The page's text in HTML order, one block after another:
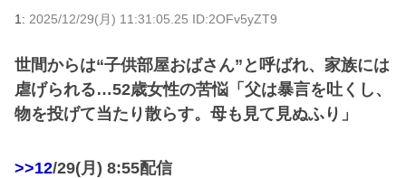
1: 2025/12/29(月) 11:31:05.25 ID:2OFv5yZT9
世間からは“子供部屋おばさん”と呼ばれ、家族には
虐げられる…52歳女性の苦悩「父は暴言を吐くし、
物を投げて当たり散らす。母も見て見ぬふり」
>>12/29(月) 8:55配信